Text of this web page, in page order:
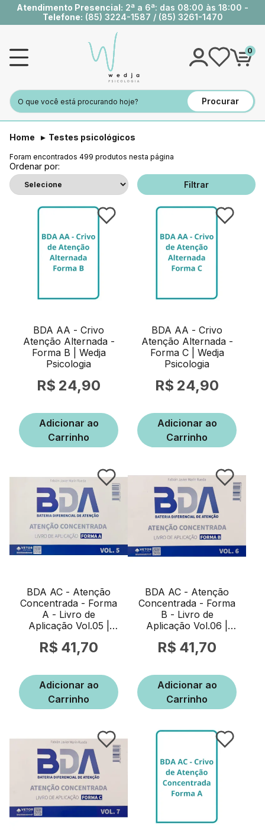
Atendimento Presencial: 2ª a 6ª: das 08:00 às 18:00 -
Telefone: (85) 3224-1587 / (85) 3261-1470
Procurar
0
Home Testes psicológicos
Foram encontrados 499 produtos nesta página
Ordenar por:
Filtrar
BDA AA - Crivo
Atenção Alternada -
Forma B | Wedja
Psicologia
24,90
Adicionar ao
Carrinho
BDA AA - Crivo
Atenção Alternada -
Forma C | Wedja
Psicologia
24,90
Adicionar ao
Carrinho
BDA AC - Atenção
Concentrada - Forma
A - Livro de
Aplicação Vol.05 |
41,70
Adicionar ao
Carrinho
BDA AC - Atenção
Concentrada - Forma
B - Livro de
Aplicação Vol.06 |
41,70
Adicionar ao
Carrinho